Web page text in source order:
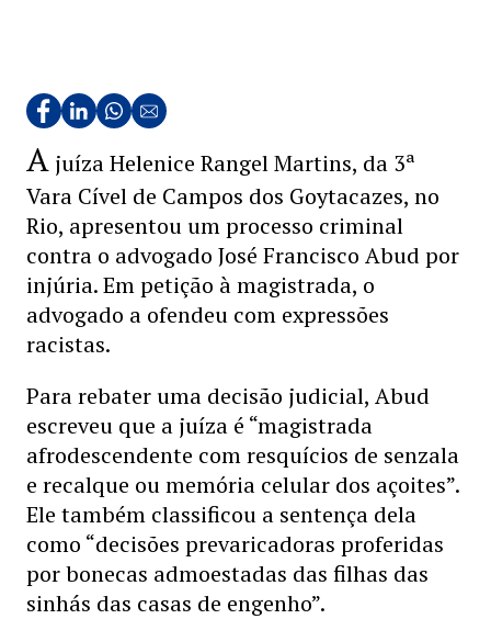
A juíza Helenice Rangel Martins, da 3ª
Vara Cível de Campos dos Goytacazes, no
Rio, apresentou um processo criminal
contra o advogado José Francisco Abud por
injúria. Em petição à magistrada, o
advogado a ofendeu com expressões
racistas.
Para rebater uma decisão judicial, Abud
escreveu que a juíza é “magistrada
afrodescendente com resquícios de senzala
e recalque ou memória celular dos açoites”.
Ele também classificou a sentença dela
como “decisões prevaricadoras proferidas
por bonecas admoestadas das filhas das
sinhás das casas de engenho”.